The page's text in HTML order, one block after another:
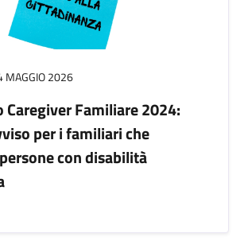
MAGGIO 2026
Familiare 2024:
per i familiari che
con disabilità